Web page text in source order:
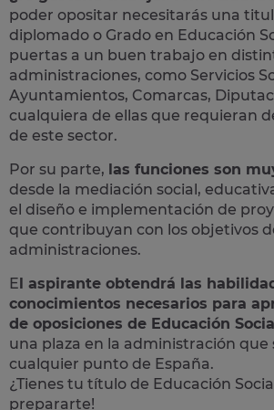
poder opositar necesitarás una
diplomado o Grado en Educación
puertas a un buen trabajo en
administraciones, como Servicios
Ayuntamientos, Comarcas,
cualquiera de ellas que requieran
de este sector.
Por su parte, las funciones son
desde la mediación social,
el diseño e implementación de
que contribuyan con los objetivos
administraciones.
El aspirante obtendrá las
conocimientos necesarios para
de oposiciones de Educación
una plaza en la administración que
cualquier punto de España.
¿Tienes tu título de Educación
prepararte!